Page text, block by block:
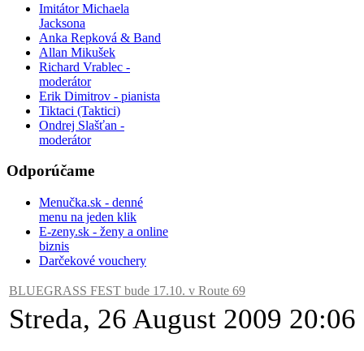
Imitátor Michaela
Jacksona
Anka Repková & Band
Allan Mikušek
Richard Vrablec -
moderátor
Erik Dimitrov - pianista
Tiktaci (Taktici)
Ondrej Slašťan -
moderátor
Odporúčame
Menučka.sk - denné
menu na jeden klik
E-zeny.sk - ženy a online
biznis
Darčekové vouchery
BLUEGRASS FEST bude 17.10. v Route 69
Streda, 26 August 2009 20:06